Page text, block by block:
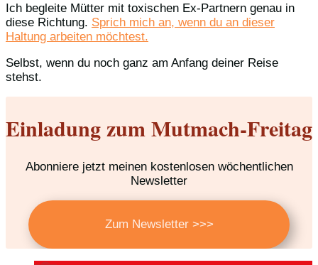
Ich begleite Mütter mit toxischen Ex-Partnern genau in
diese Richtung. Sprich mich an, wenn du an dieser
Haltung arbeiten möchtest.
Selbst, wenn du noch ganz am Anfang deiner Reise
stehst.
Einladung zum Mutmach-Freitag
Abonniere jetzt meinen kostenlosen wöchentlichen
Newsletter
Zum Newsletter >>>